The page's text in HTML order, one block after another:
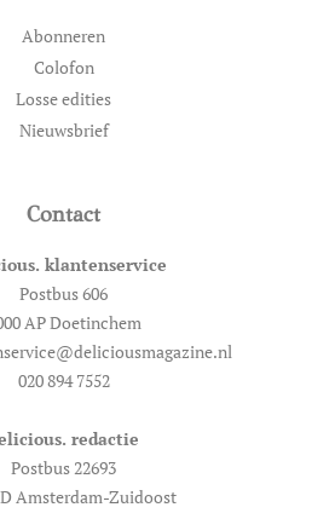
Abonneren
Colofon
Losse edities
Nieuwsbrief
Contact
klantenservice
Postbus 606
AP Doetinchem
020 894 7552
redactie
Postbus 22693
Amsterdam-Zuidoost